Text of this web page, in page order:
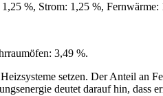
%, Strom: 1,25 %,
3,49 %.
setzen. Der Anteil an
deutet darauf hin, dass